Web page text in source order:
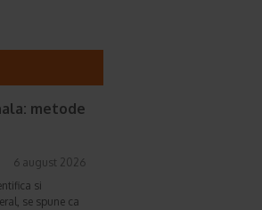
metode
6 august 2026
si
se spune ca